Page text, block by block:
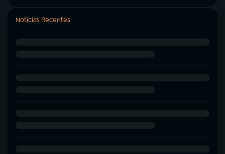
Notícias Recentes